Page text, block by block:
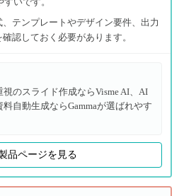
、テンプレートやデザイン要件、出力
認しておく必要があります。
のスライド作成ならVisme AI、AI
自動生成ならGammaが選ばれやす
品ページを見る